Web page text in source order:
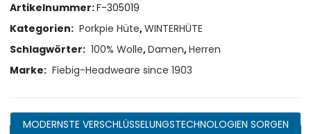
Artikelnummer:F-305019
Kategorien: Porkpie Hüte,WINTERHÜTE
Schlagwörter: 100% Wolle,Damen,Herren
Marke: Fiebig-Headweare since 1903
MODERNSTE VERSCHLÜSSELUNGSTECHNOLOGIEN SORGEN